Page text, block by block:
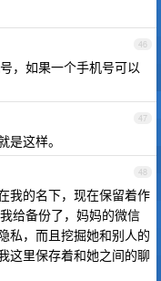
46
，如果一个手机号可以
47
这样。
48
我的名下，现在保留着作
给备份了，妈妈的微信
私，而且挖掘她和别人的
这里保存着和她之间的聊